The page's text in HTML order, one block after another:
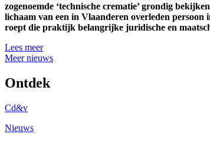
zogenoemde ‘technische crematie’ grondig
lichaam van een in Vlaanderen overleden
roept die praktijk belangrijke juridische en
Lees meer
Meer nieuws
Ontdek
Cd&v
Nieuws